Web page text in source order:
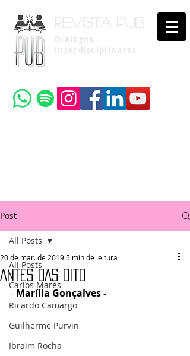
Revista pub
Diálogos
Interdisciplinares
Post
All Posts
Carlos Marés
Ricardo Camargo
Guilherme Purvin
Ibraim Rocha
All Posts
ANTES DAS OITO
20 de mar. de 20195 min de leitura
- Marília Gonçalves -